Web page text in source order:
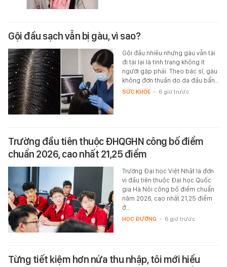
Gội đầu sạch vẫn bị gàu, vì sao?
Gội đầu nhiều nhưng gàu vẫn tái
đi tái lại là tình trạng không ít
người gặp phải. Theo bác sĩ, gàu
không đơn thuần do da đầu bẩn…
SỨC KHỎE - 6 giờ trước
Trường đầu tiên thuộc ĐHQGHN công bố điểm
chuẩn 2026, cao nhất 21,25 điểm
Trường Đại học Việt Nhật là đơn
vị đầu tiên thuộc Đại học Quốc
gia Hà Nội công bố điểm chuẩn
năm 2026, cao nhất 21,25 điểm
ở…
HỌC ĐƯỜNG - 6 giờ trước
Từng tiết kiệm hơn nửa thu nhập, tôi mới hiểu